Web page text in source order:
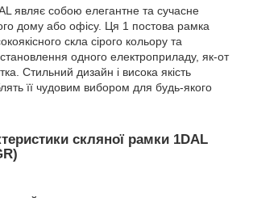
являє собою елегантне та сучасне
дому або офісу. Ця 1 постова рамка
скла сірого кольору та
одного електроприладу, як-от
Стильний дизайн і висока якість
її чудовим вибором для будь-якого
скляної рамки 1DAL